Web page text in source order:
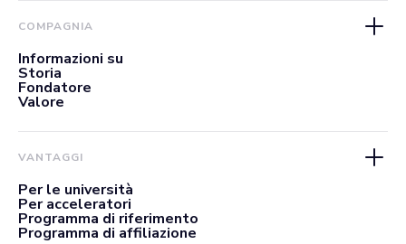
COMPAGNIA
Informazioni su
Storia
Fondatore
Valore
VANTAGGI
Per le università
Per acceleratori
Programma di riferimento
Programma di affiliazione